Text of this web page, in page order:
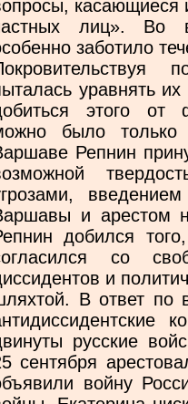
касающиеся
лиц». Во
заботило
уравнять
этого от
было только
Репнин
и арестом
добился
со
и
В ответ по
русские
сентября
войну